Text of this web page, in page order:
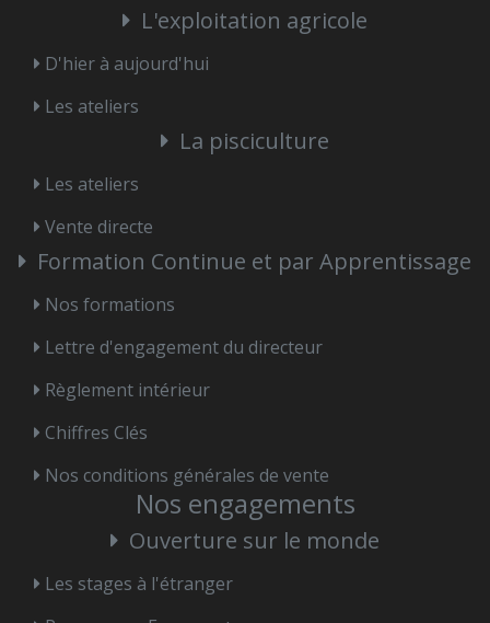
L'exploitation agricole
D'hier à aujourd'hui
Les ateliers
La pisciculture
Les ateliers
Vente directe
Formation Continue et par Apprentissage
Nos formations
Lettre d'engagement du directeur
Règlement intérieur
Chiffres Clés
Nos conditions générales de vente
Nos engagements
Ouverture sur le monde
Les stages à l'étranger